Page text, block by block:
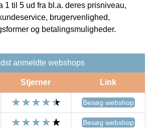
1 til 5 ud fra bl.a. deres prisniveau,
brugervenlighed,
og betalingsmuligheder.
anmeldte webshops
Stjerner Link
Besøg webshop
Besøg webshop